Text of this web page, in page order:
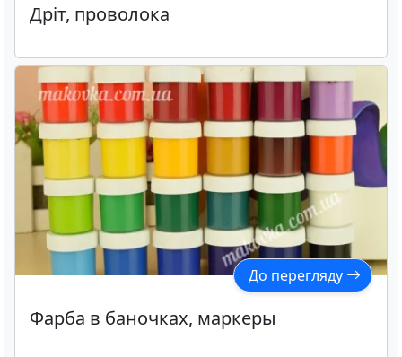
Дріт, проволока
До перегляду
Фарба в баночках, маркеры